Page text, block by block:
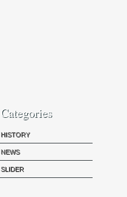
Categories
HISTORY
NEWS
SLIDER